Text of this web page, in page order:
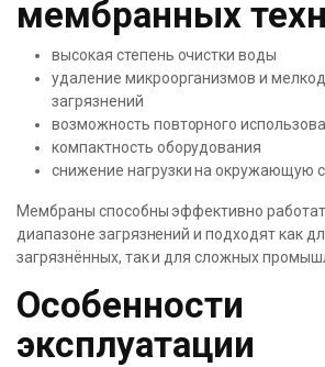
мембранных
высокая степень очистки воды
удаление микроорганизмов и
загрязнений
возможность повторного
компактность оборудования
снижение нагрузки на окружающую
Мембраны способны эффективно
диапазоне загрязнений и подходят как
загрязнённых, так и для сложных
Особенности
эксплуатации